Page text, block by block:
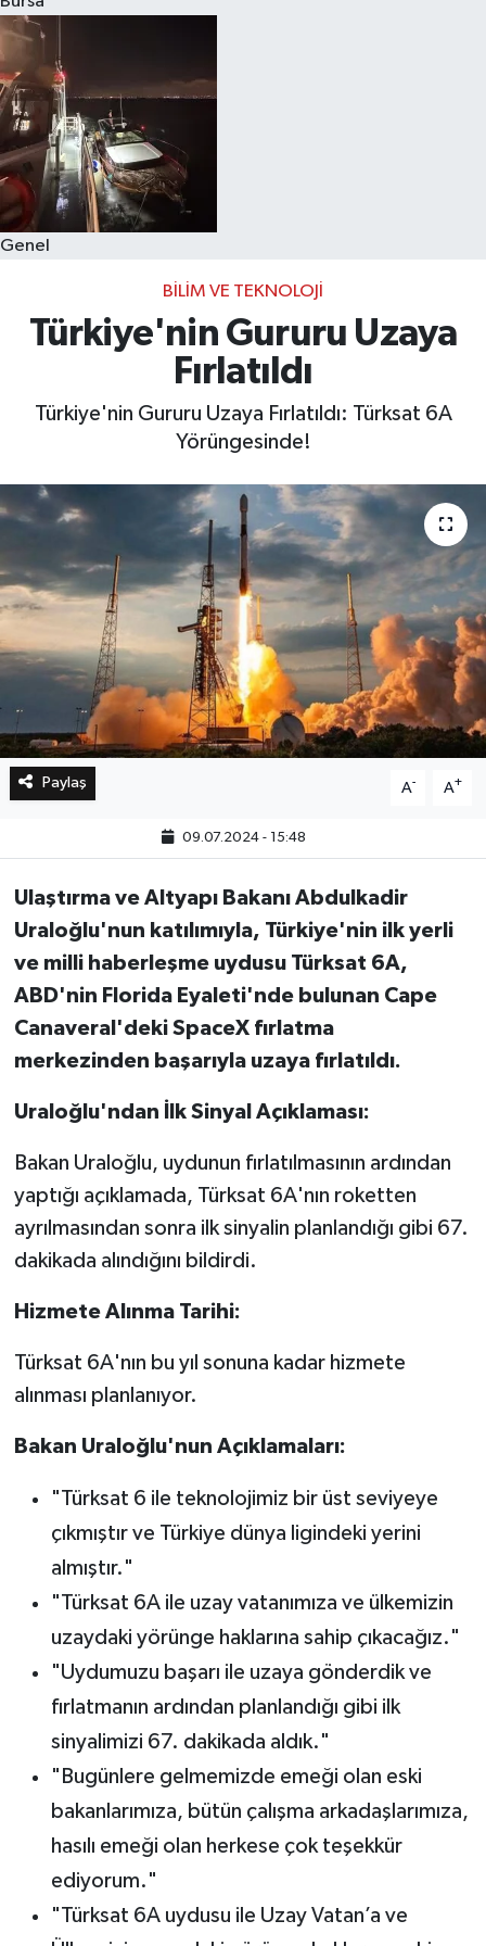
Genel
BILIM VE TEKNOLOJI
Türkiye'nin Gururu Uzaya
Fırlatıldı
Türkiye'nin Gururu Uzaya Fırlatıldı: Türksat 6A
Yörüngesinde!
Paylaş A- A+
09.07.2024 - 15:48
Ulaştırma ve Altyapı Bakanı Abdulkadir
Uraloğlu'nun katılımıyla, Türkiye'nin ilk yerli
ve milli haberleşme uydusu Türksat 6A,
ABD'nin Florida Eyaleti'nde bulunan Cape
Canaveral'deki SpaceX fırlatma
merkezinden başarıyla uzaya fırlatıldı.
Uraloğlu'ndan İlk Sinyal Açıklaması:
Bakan Uraloğlu, uydunun fırlatılmasının ardından
yaptığı açıklamada, Türksat 6A'nın roketten
ayrılmasından sonra ilk sinyalin planlandığı gibi 67.
dakikada alındığını bildirdi.
Hizmete Alınma Tarihi:
Türksat 6A'nın bu yıl sonuna kadar hizmete
alınması planlanıyor.
Bakan Uraloğlu'nun Açıklamaları:
"Türksat 6 ile teknolojimiz bir üst seviyeye
çıkmıştır ve Türkiye dünya ligindeki yerini
almıştır."
"Türksat 6A ile uzay vatanımıza ve ülkemizin
uzaydaki yörünge haklarına sahip çıkacağız."
"Uydumuzu başarı ile uzaya gönderdik ve
fırlatmanın ardından planlandığı gibi ilk
sinyalimizi 67. dakikada aldık."
"Bugünlere gelmemizde emeği olan eski
bakanlarımıza, bütün çalışma arkadaşlarımıza,
hasılı emeği olan herkese çok teşekkür
ediyorum."
"Türksat 6A uydusu ile Uzay Vatan’a ve
Sağlık
Dünya
Magazin
Kültür & Sanat
Bilim
Genel
Bilim, Teknoloji